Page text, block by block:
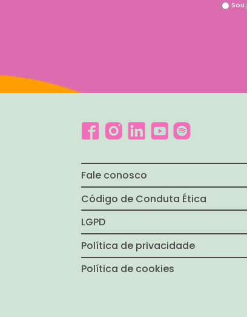
Fale conosco
Código de Conduta Ética
LGPD
Política de privacidade
Política de cookies